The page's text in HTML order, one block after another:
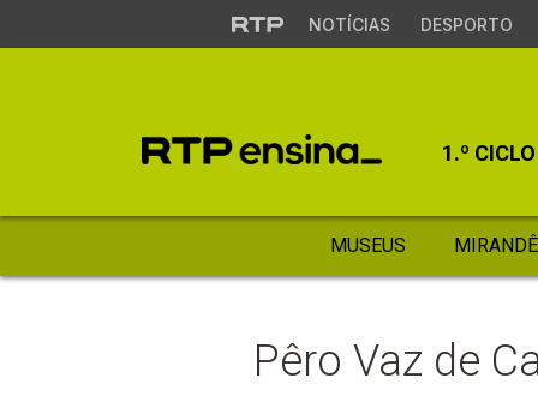
NOTÍCIAS DESPORTO
1.º CICLO
MUSEUS
Pêro Vaz de